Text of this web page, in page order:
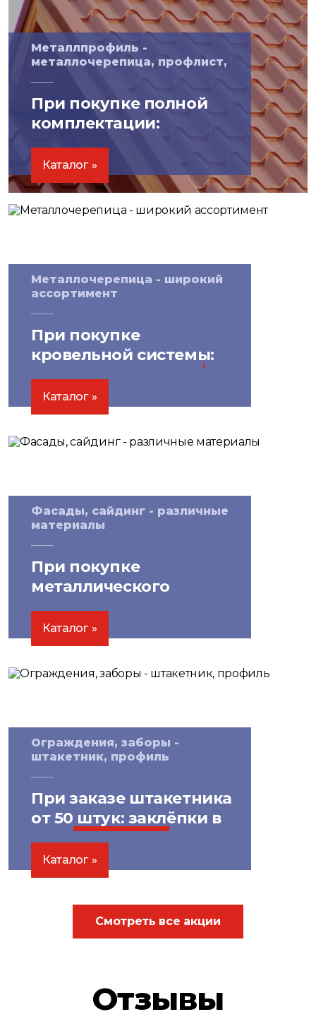
Металлпрофиль -
металлочерепица, профлист,
При покупке полной
комплектации:
скидка на водосточные
системы
Каталог
Металлочерепица - широкий
ассортимент
При покупке
кровельной системы:
скидка на саморезы
10%
Каталог
Фасады, сайдинг - различные
материалы
При покупке
металлического
сайдинга от 100 м²:
скидкина утеплитель!
Каталог
Ограждения, заборы -
штакетник, профиль
При заказе штакетника
от 50 штук: заклёпки в
цветбесплатно!
Каталог
Смотреть все акции
Отзывы